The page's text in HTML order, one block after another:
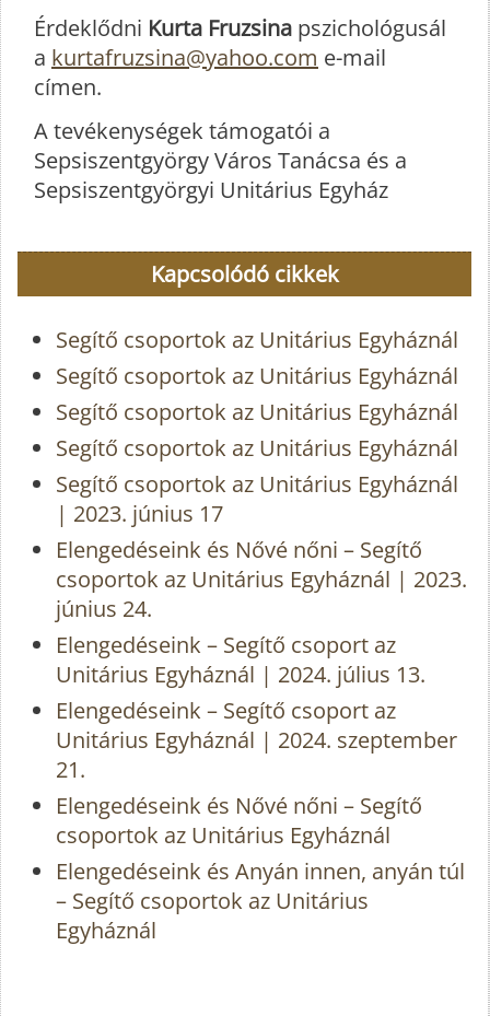
Érdeklődni Kurta Fruzsina pszichológusál
a kurtafruzsina@yahoo.com e-mail
címen.
A tevékenységek támogatói a
Sepsiszentgyörgy Város Tanácsa és a
Sepsiszentgyörgyi Unitárius Egyház
Kapcsolódó cikkek
Segítő csoportok az Unitárius Egyháznál
Segítő csoportok az Unitárius Egyháznál
Segítő csoportok az Unitárius Egyháznál
Segítő csoportok az Unitárius Egyháznál
Segítő csoportok az Unitárius Egyháznál
| 2023. június 17
Elengedéseink és Nővé nőni – Segítő
csoportok az Unitárius Egyháznál | 2023.
június 24.
Elengedéseink – Segítő csoport az
Unitárius Egyháznál | 2024. július 13.
Elengedéseink – Segítő csoport az
Unitárius Egyháznál | 2024. szeptember
21.
Elengedéseink és Nővé nőni – Segítő
csoportok az Unitárius Egyháznál
Elengedéseink és Anyán innen, anyán túl
– Segítő csoportok az Unitárius
Egyháznál